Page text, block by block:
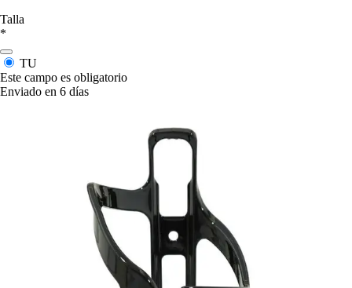
Talla
*
TU
Este campo es obligatorio
Enviado en 6 días